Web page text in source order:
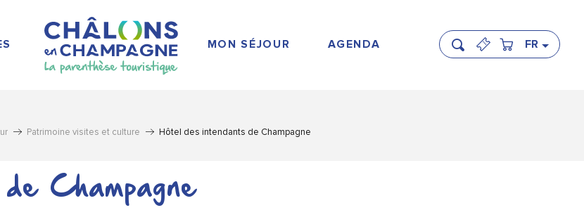
MON SÉJOUR AGENDA Recherche FR
Patrimoine visites et culture Hôtel des intendants de Champagne
Champagne